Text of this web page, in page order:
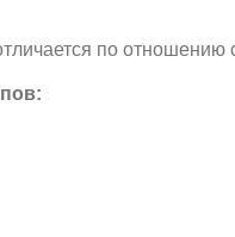
по отношению